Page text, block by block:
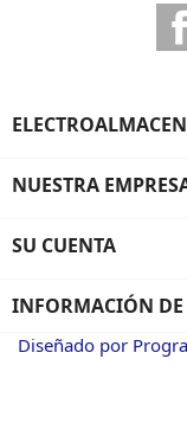
ELECTROALMACEN
NUESTRA
SU CUENTA
INFORMACIÓN
Diseñado por